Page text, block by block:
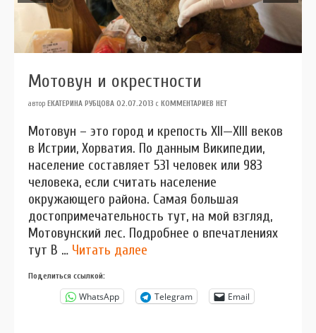
Previous Next
Мотовун и окрестности
автор ЕКАТЕРИНА РУБЦОВА 02.07.2013 с КОММЕНТАРИЕВ НЕТ
Мотовун – это город и крепость XII—XIII веков
в Истрии, Хорватия. По данным Википедии,
население составляет 531 человек или 983
человека, если считать население
окружающего района. Самая большая
достопримечательность тут, на мой взгляд,
Мотовунский лес. Подробнее о впечатлениях
тут В … Читать далее
Поделиться ссылкой:
WhatsApp Telegram Email